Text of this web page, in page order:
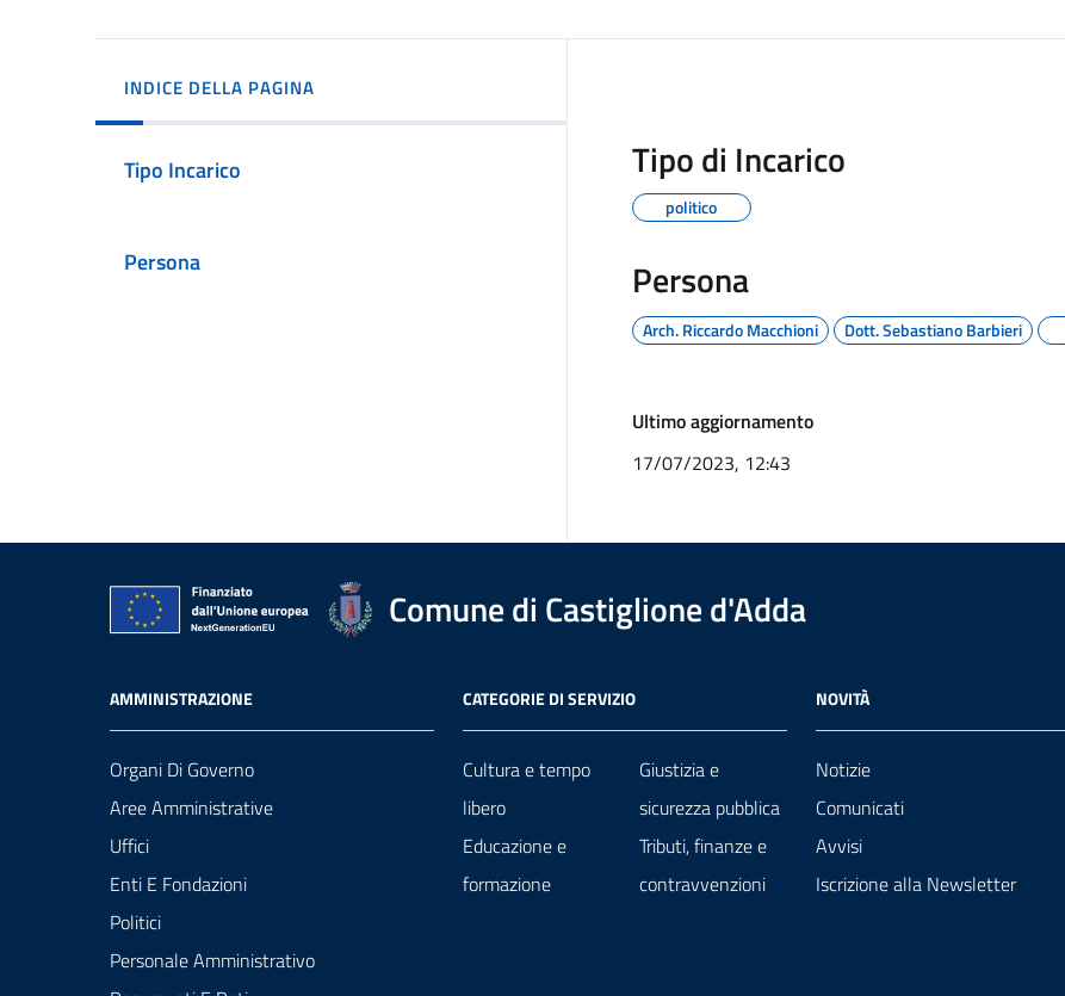
INDICE DELLA PAGINA
Tipo Incarico
Persona
Tipo di Incarico
politico
Persona
Arch. Riccardo Macchioni Dott. Sebastiano Barbieri
Ultimo aggiornamento
17/07/2023, 12:43
Comune di Castiglione d'Adda
AMMINISTRAZIONE
Organi Di Governo
Aree Amministrative
Uffici
Enti E Fondazioni
Politici
Personale Amministrativo
CATEGORIE DI SERVIZIO
Cultura e tempo
libero
Educazione e
formazione
Giustizia e
sicurezza pubblica
Tributi, finanze e
contravvenzioni
NOVITÀ
Notizie
Comunicati
Avvisi
Iscrizione alla Newsletter